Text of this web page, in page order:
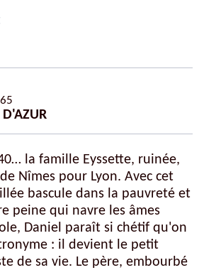
D'AZUR
la famille Eyssette, ruinée,
Nîmes pour Lyon. Avec cet
bascule dans la pauvreté et
peine qui navre les âmes
Daniel paraît si chétif qu'on
: il devient le petit
de sa vie. Le père, embourbé